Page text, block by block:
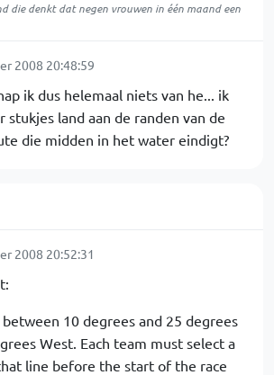
die denkt dat negen vrouwen in één maand een
2008 20:48:59
ik dus helemaal niets van he... ik
stukjes land aan de randen van de
die midden in het water eindigt?
2008 20:52:31
10 degrees and 25 degrees
West. Each team must select a
line before the start of the race